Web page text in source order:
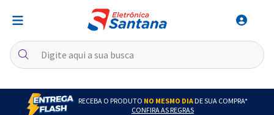
RECEBA O PRODUTO NO MESMO DIADE SUA COMPRA*
CONFIRA AS REGRAS